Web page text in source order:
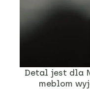
Detal jest dla
meblom